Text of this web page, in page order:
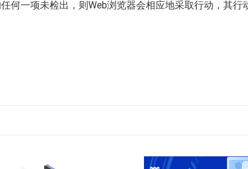
何一项未检出，则Web浏览器会相应地采取行动，其行